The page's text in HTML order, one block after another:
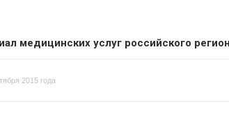
медицинских услуг российского
2015 года